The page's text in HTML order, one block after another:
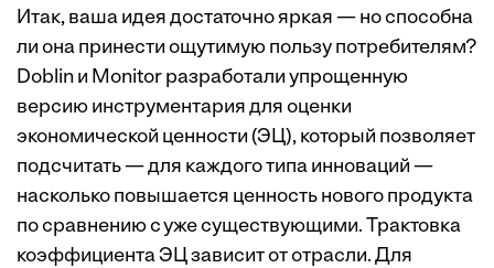
Итак, ваша идея достаточно яркая — но способна
ли она принести ощутимую пользу потребителям?
Doblin и Monitor разработали упрощенную
версию инструментария для оценки
экономической ценности (ЭЦ), который позволяет
подсчитать — для каждого типа инноваций —
насколько повышается ценность нового продукта
по сравнению с уже существующими. Трактовка
коэффициента ЭЦ зависит от отрасли. Для